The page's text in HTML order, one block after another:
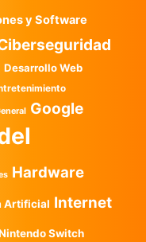
y Software
Desarrollo Web
Google
Hardware
Artificial Internet
Switch